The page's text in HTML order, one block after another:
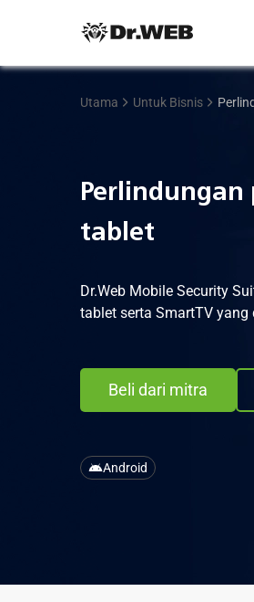
Utama Untuk Bisnis
tablet
Dr.Web Mobile Security
tablet serta SmartTV
Beli dari mitra
Android